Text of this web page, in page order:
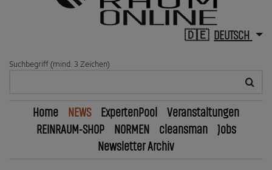
DEUTSCH
Suchbegriff (mind. 3 Zeichen)
Home NEWS ExpertenPool
Veranstaltungen
REINRAUM-SHOP
NORMEN cleansman
Jobs
Newsletter Archiv